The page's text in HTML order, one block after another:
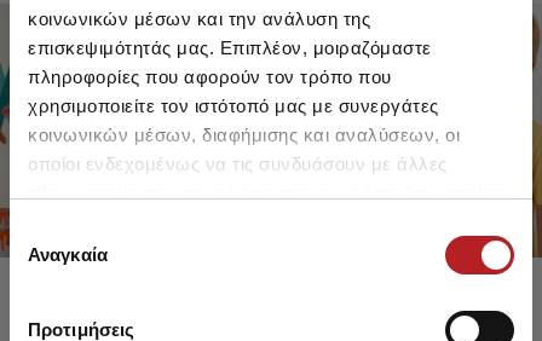
κοινωνικών μέσων και την ανάλυση της
επισκεψιμότητάς μας. Επιπλέον, μοιραζόμαστε
πληροφορίες που αφορούν τον τρόπο που
χρησιμοποιείτε τον ιστότοπό μας με συνεργάτες
κοινωνικών μέσων, διαφήμισης και αναλύσεων, οι
οποίοι ενδεχομένως να τις συνδυάσουν με άλλες
των υπηρεσιών τους.
Επιλογή
συγκατάθεσης
Αναγκαία
Προτιμήσεις
FOR GIRLS
UP TO -30%
SHOP SALE
FOR BOYS
UP TO -30%
SHOP SALE